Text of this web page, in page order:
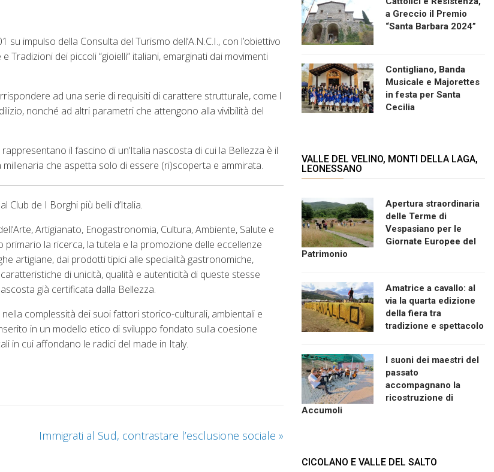
su impulso della Consulta del Turismo dell’A.N.C.I., con l’obiettivo
dei piccoli “gioielli” italiani, emarginati dai movimenti
ad una serie di requisiti di carattere strutturale, come l
nonché ad altri parametri che attengono alla vivibilità del
il fascino di un’Italia nascosta di cui la Bellezza è il
che aspetta solo di essere (ri)scoperta e ammirata.
Club de I Borghi più belli d’Italia.
Artigianato, Enogastronomia, Cultura, Ambiente, Salute e
la ricerca, la tutela e la promozione delle eccellenze
artigiane, dai prodotti tipici alle specialità gastronomiche,
di unicità, qualità e autenticità di queste stesse
già certificata dalla Bellezza.
complessità dei suoi fattori storico-culturali, ambientali e
in un modello etico di sviluppo fondato sulla coesione
in cui affondano le radici del made in Italy.
Immigrati al Sud, contrastare l’esclusione sociale »
a Greccio il Premio
“Santa Barbara 2024”
Contigliano, Banda
Musicale e Majorettes
in festa per Santa
Cecilia
VALLE DEL VELINO, MONTI DELLA LAGA,
LEONESSANO
Apertura straordinaria
delle Terme di
Vespasiano per le
Giornate Europee del
Patrimonio
Amatrice a cavallo: al
via la quarta edizione
della fiera tra
tradizione e spettacolo
I suoni dei maestri del
passato
accompagnano la
ricostruzione di
Accumoli
CICOLANO E VALLE DEL SALTO